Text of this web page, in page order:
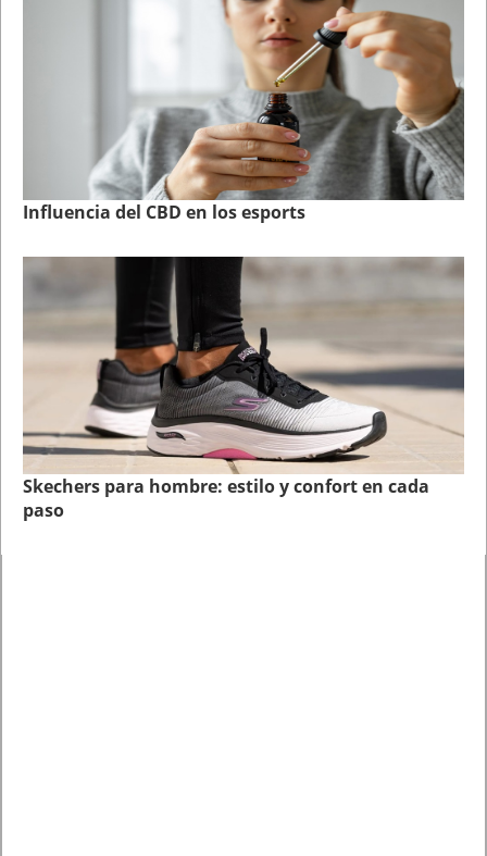
Influencia del CBD en los esports
Skechers para hombre: estilo y confort en cada
paso